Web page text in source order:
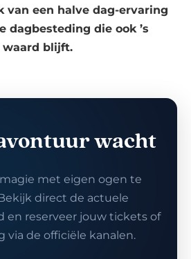
van een halve dag-ervaring
dagbesteding die ook ’s
waard blijft.
wacht
met eigen ogen te
direct de actuele
en reserveer jouw tickets of
via de officiële kanalen.